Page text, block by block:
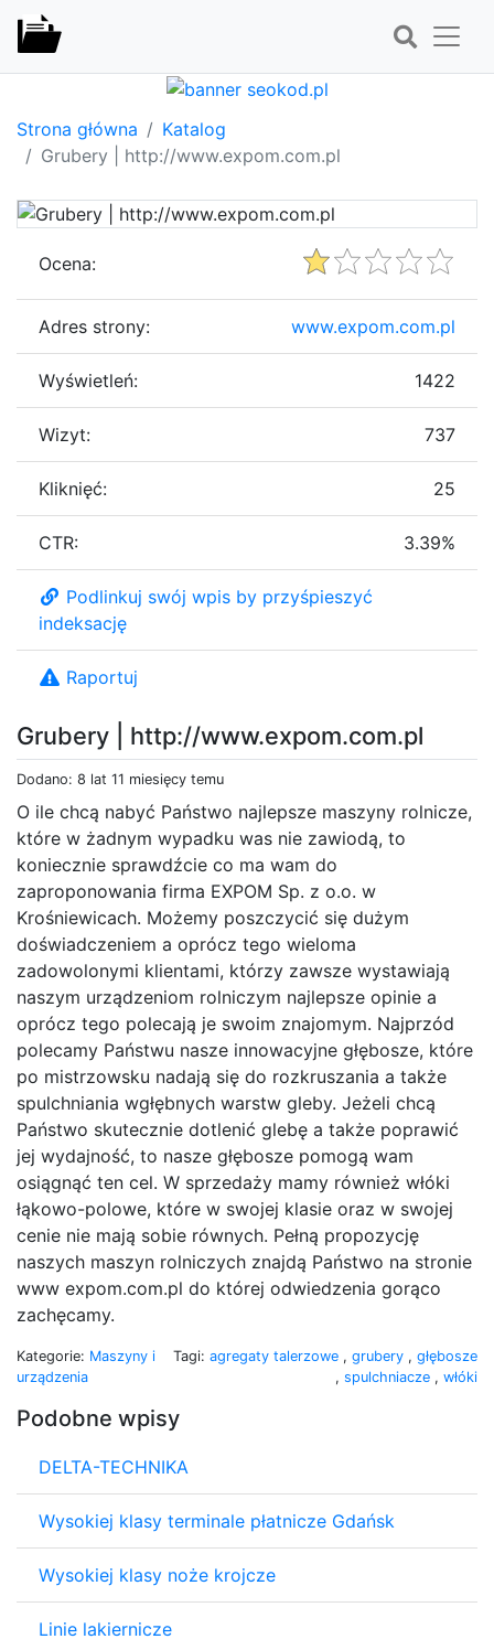
Strona główna
Katalog
Grubery | http://www.expom.com.pl
Grubery | http://www.expom.com.pl
Dodano: 8 lat 11 miesięcy temu
O ile chcą nabyć Państwo najlepsze maszyny rolnicze,
które w żadnym wypadku was nie zawiodą, to
koniecznie sprawdźcie co ma wam do
zaproponowania firma EXPOM Sp. z o.o. w
Krośniewicach. Możemy poszczycić się dużym
doświadczeniem a oprócz tego wieloma
zadowolonymi klientami, którzy zawsze wystawiają
naszym urządzeniom rolniczym najlepsze opinie a
oprócz tego polecają je swoim znajomym. Najprzód
polecamy Państwu nasze innowacyjne głębosze, które
po mistrzowsku nadają się do rozkruszania a także
spulchniania wgłębnych warstw gleby. Jeżeli chcą
Państwo skutecznie dotlenić glebę a także poprawić
jej wydajność, to nasze głębosze pomogą wam
osiągnąć ten cel. W sprzedaży mamy również włóki
łąkowo-polowe, które w swojej klasie oraz w swojej
cenie nie mają sobie równych. Pełną propozycję
naszych maszyn rolniczych znajdą Państwo na stronie
www expom.com.pl do której odwiedzenia gorąco
zachęcamy.
Kategorie: Maszyny i
urządzenia
Tagi: agregaty talerzowe , grubery , głębosze
, spulchniacze , włóki
Podobne wpisy
DELTA-TECHNIKA
Wysokiej klasy terminale płatnicze Gdańsk
Wysokiej klasy noże krojcze
Linie lakiernicze
Ocena:
Adres strony: www.expom.com.pl
Wyświetleń: 1422
Wizyt: 737
Kliknięć: 25
CTR: 3.39%
Podlinkuj swój wpis by przyśpieszyć
indeksację
Raportuj